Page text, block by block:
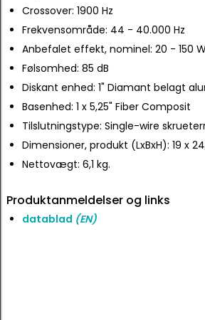
Crossover: 1900 Hz
Frekvensområde: 44 - 40.000 Hz
Anbefalet effekt, nominel: 20 - 150
Følsomhed: 85 dB
Diskant enhed: 1" Diamant belagt
Basenhed: 1 x 5,25" Fiber Composit
Tilslutningstype: Single-wire
Dimensioner, produkt (LxBxH): 19 x
Nettovægt: 6,1 kg.
Produktanmeldelser og links
datablad (EN)